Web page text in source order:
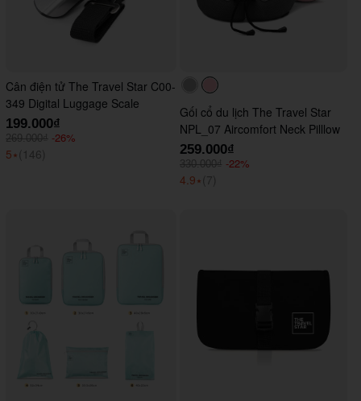
Cân điện tử The Travel Star C00-
349 Digital Luggage Scale
199.000₫
269.000₫ -26%
5⭑ (146)
#acacac#ffc0cb
Gối cổ du lịch The Travel Star
NPL_07 Aircomfort Neck Pilllow
259.000₫
330.000₫ -22%
4.9⭑ (7)